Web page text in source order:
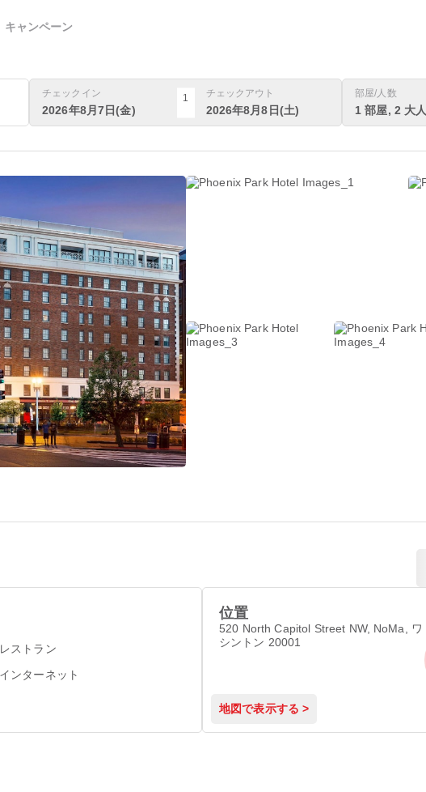
キャンペーン
チェックイン
2026年8月7日(金)
1 チェックアウト
2026年8月8日(土)
部屋/人数
1 部屋, 2 大人
レストラン
インターネット
位置
520 North Capitol Street NW, NoMa, ワ
シントン 20001
地図で表示する >